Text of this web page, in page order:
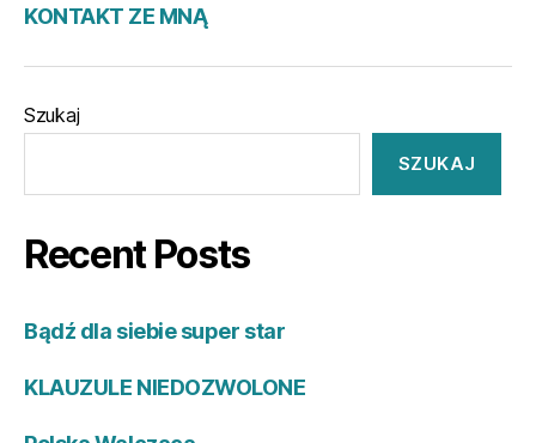
KONTAKT ZE MNĄ
Szukaj
SZUKAJ
Recent Posts
Bądź dla siebie super star
KLAUZULE NIEDOZWOLONE